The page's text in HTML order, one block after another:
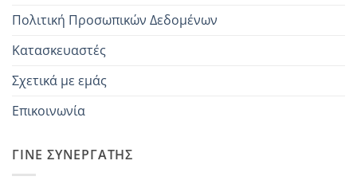
Πολιτική Προσωπικών Δεδομένων
Κατασκευαστές
Σχετικά με εμάς
Επικοινωνία
ΓΊΝΕ ΣΥΝΕΡΓΆΤΗΣ